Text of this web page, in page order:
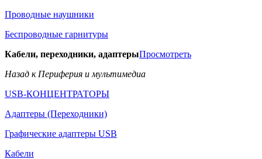
Проводные наушники
Беспроводные гарнитуры
Кабели, переходники, адаптерыПросмотреть
Назад к Периферия и мультимедиа
USB-КОНЦЕНТРАТОРЫ
Адаптеры (Переходники)
Графические адаптеры USB
Кабели